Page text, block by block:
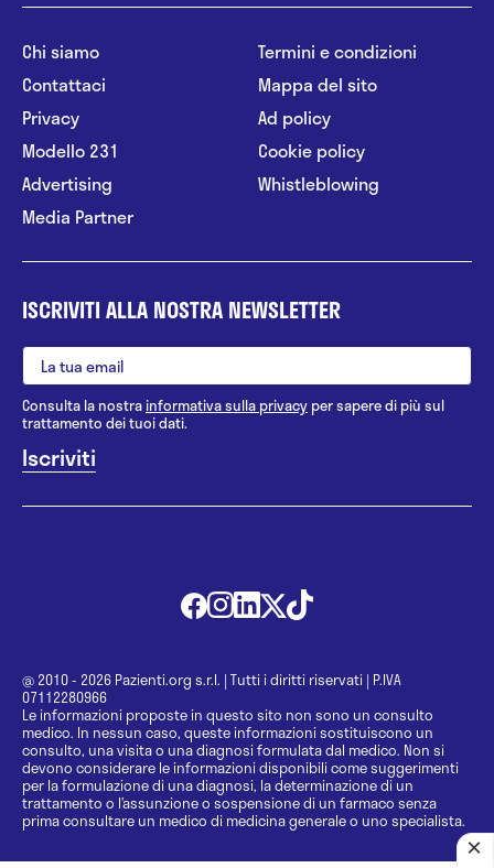
Chi siamo
Contattaci
Privacy
Modello 231
Advertising
Media Partner
Termini e condizioni
Mappa del sito
Ad policy
Cookie policy
Whistleblowing
ISCRIVITI ALLA NOSTRA NEWSLETTER
Consulta la nostrainformativa sulla privacy per sapere di più sul
trattamento dei tuoi dati.
@ 2010 - 2026 Pazienti.org s.r.l. | Tutti i diritti riservati | P.IVA
07112280966
Le informazioni proposte in questo sito non sono un consulto
medico. In nessun caso, queste informazioni sostituiscono un
consulto, una visita o una diagnosi formulata dal medico. Non si
devono considerare le informazioni disponibili come suggerimenti
per la formulazione di una diagnosi, la determinazione di un
trattamento o l’assunzione o sospensione di un farmaco senza
prima consultare un medico di medicina generale o uno specialista.